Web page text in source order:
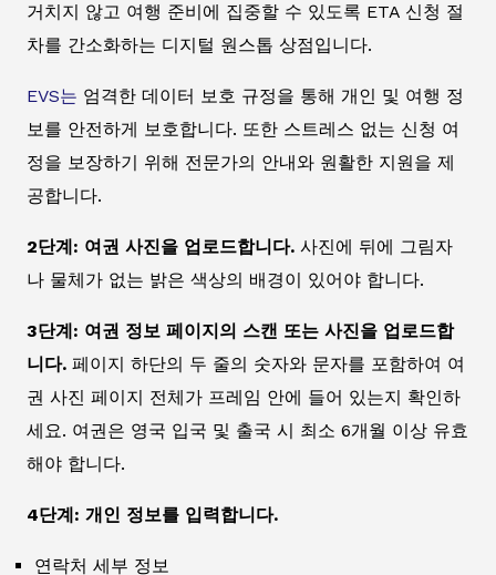
거치지 않고 여행 준비에 집중할 수 있도록 ETA 신청 절
차를 간소화하는 디지털 원스톱 상점입니다.
EVS는 엄격한 데이터 보호 규정을 통해 개인 및 여행 정
보를 안전하게 보호합니다. 또한 스트레스 없는 신청 여
정을 보장하기 위해 전문가의 안내와 원활한 지원을 제
공합니다.
2단계: 여권 사진을 업로드합니다. 사진에 뒤에 그림자
나 물체가 없는 밝은 색상의 배경이 있어야 합니다.
3단계: 여권 정보 페이지의 스캔 또는 사진을 업로드합
니다. 페이지 하단의 두 줄의 숫자와 문자를 포함하여 여
권 사진 페이지 전체가 프레임 안에 들어 있는지 확인하
세요. 여권은 영국 입국 및 출국 시 최소 6개월 이상 유효
해야 합니다.
4단계: 개인 정보를 입력합니다.
연락처 세부 정보